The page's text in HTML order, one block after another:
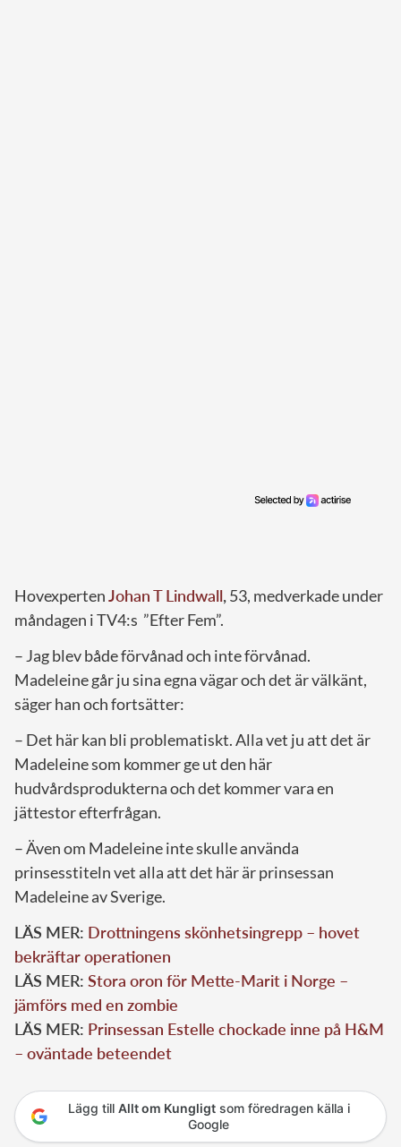
HovexpertenJohan T Lindwall, 53, medverkade under
måndagen i TV4:s ”Efter Fem”.
– Jag blev både förvånad och inte förvånad.
Madeleine går ju sina egna vägar och det är välkänt,
säger han och fortsätter:
– Det här kan bli problematiskt. Alla vet ju att det är
Madeleine som kommer ge ut den här
hudvårdsprodukterna och det kommer vara en
jättestor efterfrågan.
– Även om Madeleine inte skulle använda
prinsesstiteln vet alla att det här är prinsessan
Madeleine av Sverige.
LÄS MER: Drottningens skönhetsingrepp – hovet
bekräftar operationen
LÄS MER: Stora oron för Mette-Marit i Norge –
jämförs med en zombie
LÄS MER: Prinsessan Estelle chockade inne på H&M
– oväntade beteendet
Lägg till Allt om Kungligtsom föredragen källa i
Google